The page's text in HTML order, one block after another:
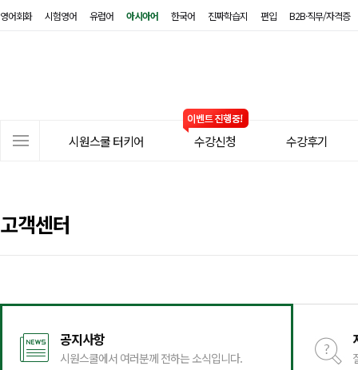
영어회화 시험영어 유럽어 아시아어 한국어 진짜학습지 편입 B2B·직무/자격증
시원스쿨 터키어 수강신청 수강후기
고객센터
공지사항
시원스쿨에서 여러분께 전하는 소식입니다.